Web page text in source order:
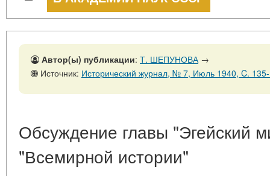
Автор(ы) публикации: Т. ШЕПУНОВА→
Источник: Исторический журнал, № 7, Июль 1940, C.
Обсуждение главы "Эгейский
"Всемирной истории"